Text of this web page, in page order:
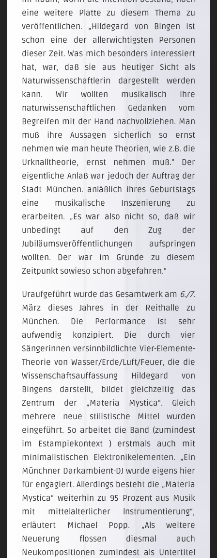
eine weitere Platte zu diesem Thema zu
veröffentlichen. „Hildegard von Bingen ist
schon eine der allerwichtigsten Personen
dieser Zeit. Was mich besonders interessiert
hat, war, daß sie aus heutiger Sicht als
Naturwissenschaftlerin dargestellt werden
kann. Wir wollten musikalisch ihre
naturwissenschaftlichen Gedanken vom
Begreifen mit der Hand nachvollziehen. Man
muß ihre Aussagen sicherlich so ernst
nehmen wie man heute Theorien, wie z.B. die
Urknalltheorie, ernst nehmen muß.“ Der
eigentliche Anlaß war jedoch der Auftrag der
Stadt München. anläßlich ihres Geburtstags
eine musikalische Inszenierung zu
erarbeiten. „Es war also nicht so, daß wir
unbedingt auf den Zug der
Jubiläumsveröffentlichungen aufspringen
wollten. Der war im Grunde zu diesem
Zeitpunkt sowieso schon abgefahren.“
Uraufgeführt wurde das Gesamtwerk am 6./7.
März dieses Jahres in der Reithalle zu
München. Die Performance ist sehr
aufwendig konzipiert. Die durch vier
Sängerinnen versinnbildlichte Vier-Elemente-
Theorie von Wasser/Erde/Luft/Feuer, die die
Wissenschaftsauffassung Hildegard von
Bingens darstellt, bildet gleichzeitig das
Zentrum der „Materia Mystica“. Gleich
mehrere neue stilistische Mittel wurden
eingeführt. So arbeitet die Band (zumindest
im Estampiekontext ) erstmals auch mit
minimalistischen Elektronikelementen. „Ein
Münchner Darkambient-DJ wurde eigens hier
für engagiert. Allerdings besteht die „Materia
Mystica“ weiterhin zu 95 Prozent aus Musik
mit mittelalterlicher lnstrumentierung“,
erläutert Michael Popp. „Als weitere
Neuerung flossen diesmal auch
Neukompositionen zumindest als Untertitel